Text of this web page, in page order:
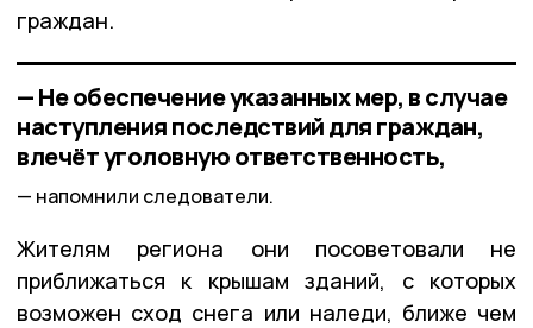
граждан.
— Не обеспечение указанных мер, в случае
наступления последствий для граждан,
влечёт уголовную ответственность,
напомнили следователи.
Жителям региона они посоветовали не
приближаться к крышам зданий, с которых
возможен сход снега или наледи, ближе чем